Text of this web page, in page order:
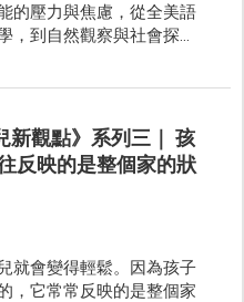
的壓力與焦慮，從全美語
，到自然觀察與社會探
能力與勇氣。
新觀點》系列三｜ 孩
反映的是整個家的狀
就會變得輕鬆。因為孩子
，它常常反映的是整個家